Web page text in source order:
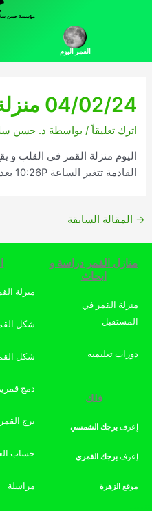
مؤسسة حسن سلام
القمر اليوم
04/02/24 منزلة القمر اليوم
اترك تعليقاً / بواسطة د. حسن
اليوم منزلة القمر في القلب و
القادمة تتغير الساعة 10:26P بعد الظهر بتوقيت بيروت
→ المقالة السابقة
منازل القمر دراسة و
ابحاث
منزلة القمر في
المستقبل
دورات تعليميه
فلك
إعرف برجك الشمسي
إعرف برجك القمري
موقع الزهرة
منزلة
شكل
شكل
دمج
برج القمر
حساب
مراسلة